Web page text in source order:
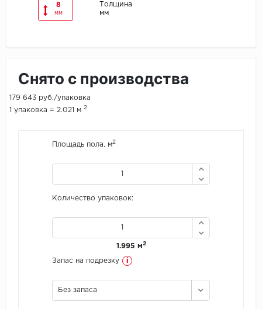
Jinan PDM
LG Decotile
8
мм
Толщина
мм
Снято с производства
179 643 руб./упаковка
1 упаковка = 2.021 м 2
Площадь пола, м2
Количество упаковок:
1.995 м2
Запас на подрезку i
Без запаса